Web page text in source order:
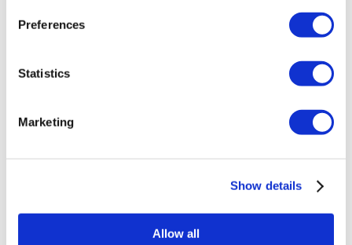
Preferences
Statistics
Marketing
Show details
Allow all
Популярные направления
Mexico Клиники